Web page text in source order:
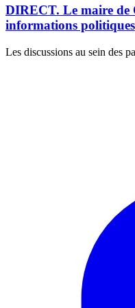
DIRECT. Le maire de
informations politiques
Les discussions au sein des